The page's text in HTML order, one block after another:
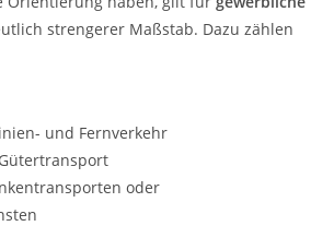
strengerer Maßstab. Dazu zählen
und Fernverkehr
oder